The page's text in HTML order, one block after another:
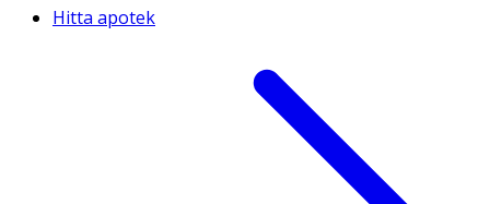
Hitta apotek